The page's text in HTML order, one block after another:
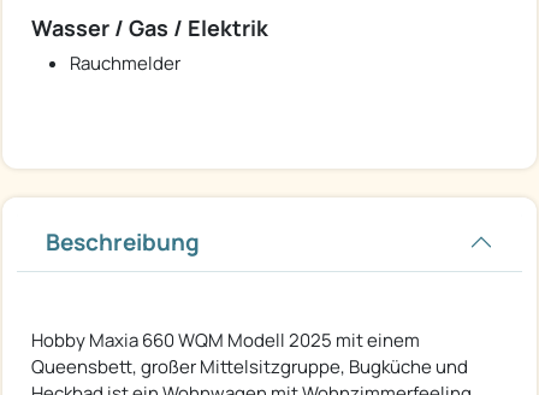
Wasser / Gas / Elektrik
Rauchmelder
Beschreibung
Hobby Maxia 660 WQM Modell 2025 mit einem
Queensbett, großer Mittelsitzgruppe, Bugküche und